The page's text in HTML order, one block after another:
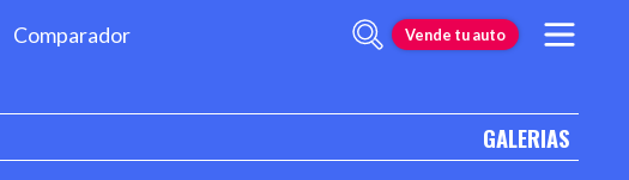
Comparador Vende tu auto
GALERIAS